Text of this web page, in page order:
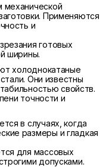
механической
Применяются
и
готовых
ширины.
холоднокатаные
Они известны
свойств.
точности и
в случаях, когда
размеры и гладкая
для массовых
допусками.